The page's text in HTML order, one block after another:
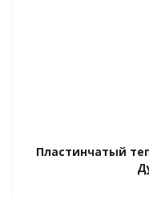
Пластинчатый